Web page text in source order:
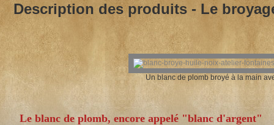
Description des produits - Le
Un blanc de plomb broyé à la main
Le blanc de plomb, encore appelé "blanc d'argent"